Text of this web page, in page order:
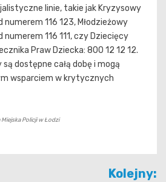
linie, takie jak Kryzysowy
116 123, Młodzieżowy
116 111, czy Dziecięcy
Praw Dziecka: 800 12 12 12.
dostępne całą dobę i mogą
wsparciem w krytycznych
Policji w Łodzi
Kolejny: